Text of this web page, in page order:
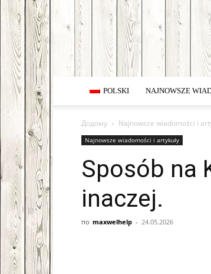
POLSKI NAJNOWSZE
Додому Najnowsze wiadomości i
Najnowsze wiadomości i artykuły
Sposób na
inaczej.
по maxwelhelp - 24.05.2026